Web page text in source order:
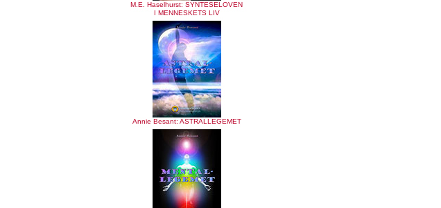
M.E. Haselhurst: SYNTESELOVEN
I MENNESKETS LIV
Annie Besant: ASTRALLEGEMET